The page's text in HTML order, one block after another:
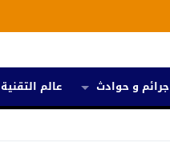
جرائم و حوادث عالم التقنية